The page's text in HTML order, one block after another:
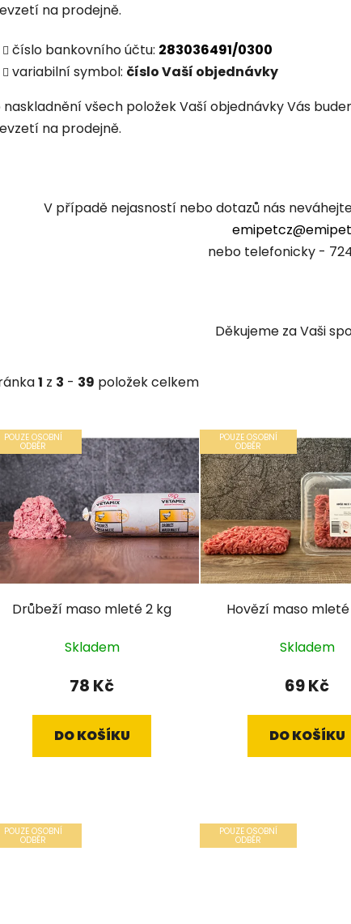
na prodejně.
číslo bankovního účtu: 283036491/0300
variabilní symbol: číslo Vaší objednávky
naskladnění všech položek Vaší objednávky Vás
na prodejně.
V případě nejasností nebo dotazů nás
nebo telefonicky -
Děkujeme za Vaši
1 z 3 - 39 položek celkem
POUZE OSOBNÍ
ODBĚR
Drůbeží maso mleté 2 kg
Skladem
78 Kč
DO KOŠÍKU
POUZE OSOBNÍ
ODBĚR
Hovězí maso
Skladem
69 Kč
DO KOŠÍKU
POUZE OSOBNÍ
ODBĚR
POUZE OSOBNÍ
ODBĚR